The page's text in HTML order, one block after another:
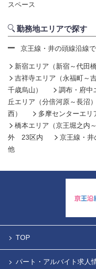
スペース
勤務地エリアで探す
京王線・井の頭線沿線
新宿エリア（新宿～代田
吉祥寺エリア（永福町～
千歳烏山）
調布・府中
丘エリア（分倍河原～長沼）
西）
多摩センターエリ
橋本エリア（京王堀之内
外 23区内
京王線・
他
TOP
パート・アルバイト求人